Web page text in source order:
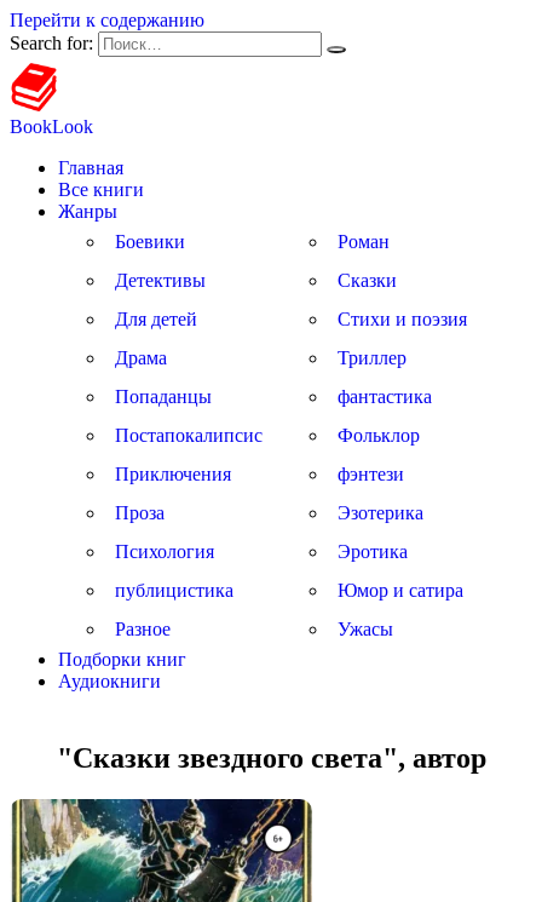
Перейти к содержанию
Search for:
BookLook
Главная
Все книги
Жанры
Боевики
Детективы
Для детей
Драма
Попаданцы
Постапокалипсис
Приключения
Проза
Психология
публицистика
Разное
Роман
Сказки
Стихи и поэзия
Триллер
фантастика
Фольклор
фэнтези
Эзотерика
Эротика
Юмор и сатира
Ужасы
Подборки книг
Аудиокниги
"Сказки звездного света", автор